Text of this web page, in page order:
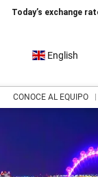
Today’s exchange
English
CONOCE AL EQUIPO